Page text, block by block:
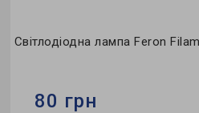
Світлодіодна лампа Feron
80 грн